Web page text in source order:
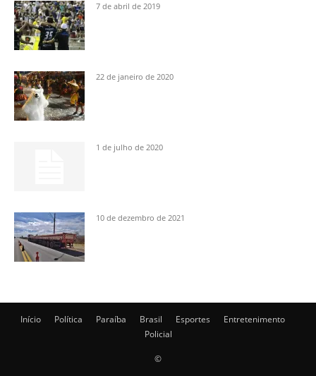
7 de abril de 2019
22 de janeiro de 2020
1 de julho de 2020
10 de dezembro de 2021
Início Política Paraíba Brasil Esportes
Entretenimento
Policial
©